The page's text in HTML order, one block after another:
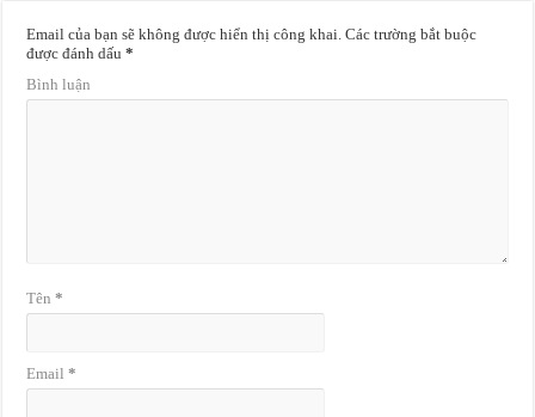
Email của bạn sẽ không được hiển thị công khai. Các trường bắt buộc
được đánh dấu*
Bình luận
Tên*
Email*